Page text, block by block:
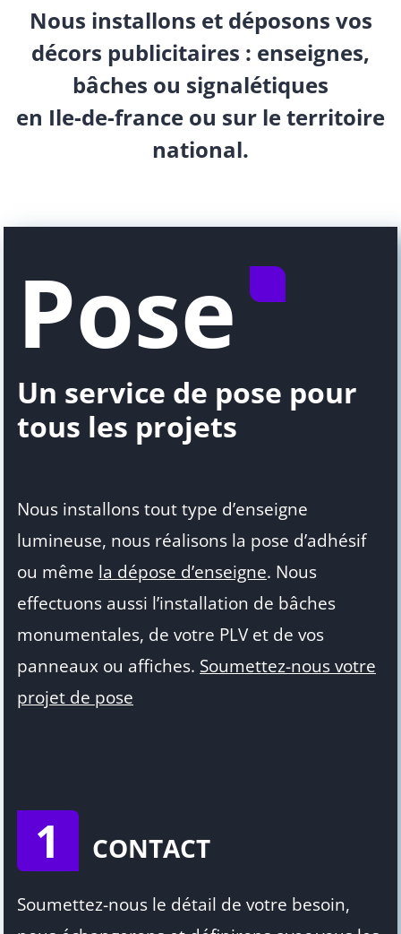
Nous installons et déposons vos
décors publicitaires : enseignes,
bâches ou signalétiques
en Ile-de-france ou sur le territoire
national.
Pose
Un service de pose pour
tous les projets
Nous installons tout type d’enseigne
lumineuse, nous réalisons la pose d’adhésif
ou même la dépose d’enseigne. Nous
effectuons aussi l’installation de bâches
monumentales, de votre PLV et de vos
panneaux ou affiches. Soumettez-nous votre
projet de pose
1 CONTACT
Soumettez-nous le détail de votre besoin,